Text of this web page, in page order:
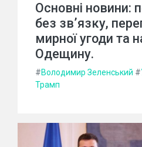
Основні новини:
без зв’язку,
мирної угоди та
Одещину.
#Володимир Зеленський #
Трамп